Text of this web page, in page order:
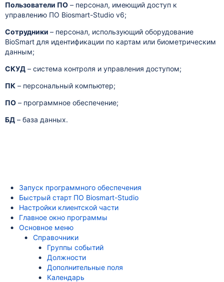
Пользователи ПО– персонал, имеющий доступ к
управлению ПО Biosmart-Studio v6;
Сотрудники – персонал, использующий оборудование
BioSmart для идентификации по картам или биометрическим
данным;
СКУД– система контроля и управления доступом;
ПК – персональный компьютер;
ПО– программное обеспечение;
БД– база данных.
Запуск программного обеспечения
Быстрый старт ПО Biosmart-Studio
Настройки клиентской части
Главное окно программы
Основное меню
Справочники
Группы событий
Должности
Дополнительные поля
Календарь